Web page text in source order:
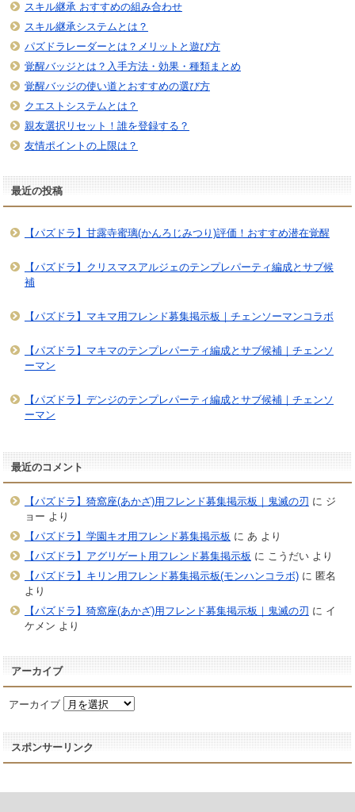
スキル継承 おすすめの組み合わせ
スキル継承システムとは？
パズドラレーダーとは？メリットと遊び方
覚醒バッジとは？入手方法・効果・種類まとめ
覚醒バッジの使い道とおすすめの選び方
クエストシステムとは？
親友選択リセット！誰を登録する？
友情ポイントの上限は？
最近の投稿
【パズドラ】甘露寺蜜璃(かんろじみつり)評価！おすすめ潜在覚醒
【パズドラ】クリスマスアルジェのテンプレパーティ編成とサブ候
補
【パズドラ】マキマ用フレンド募集掲示板｜チェンソーマンコラボ
【パズドラ】マキマのテンプレパーティ編成とサブ候補｜チェンソ
ーマン
【パズドラ】デンジのテンプレパーティ編成とサブ候補｜チェンソ
ーマン
最近のコメント
【パズドラ】猗窩座(あかざ)用フレンド募集掲示板｜鬼滅の刃 に ジ
ョー より
【パズドラ】学園キオ用フレンド募集掲示板 に あ より
【パズドラ】アグリゲート用フレンド募集掲示板 に こうだいより
【パズドラ】キリン用フレンド募集掲示板(モンハンコラボ)に 匿名
より
【パズドラ】猗窩座(あかざ)用フレンド募集掲示板｜鬼滅の刃 に イ
ケメン より
アーカイブ
アーカイブ
スポンサーリンク